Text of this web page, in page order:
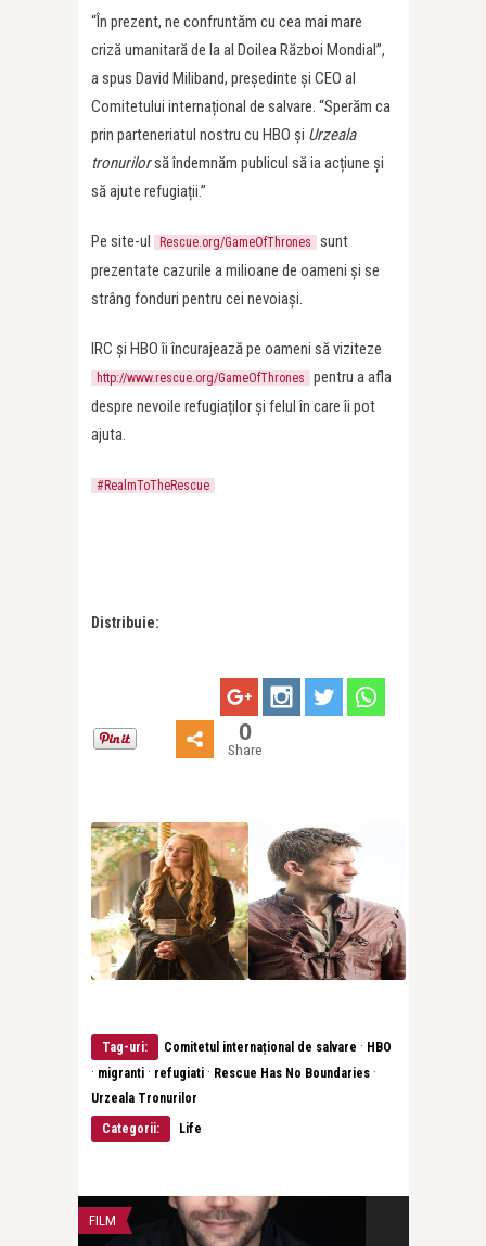
“În prezent, ne confruntăm cu cea mai mare
criză umanitară de la al Doilea Război Mondial”,
a spus David Miliband, președinte și CEO al
Comitetului internațional de salvare. “Sperăm ca
prin parteneriatul nostru cu HBO și Urzeala
tronurilorsă îndemnăm publicul să ia acțiune și
să ajute refugiații.”
Pe site-ul Rescue.org/GameOfThrones
sunt
prezentate cazurile a milioane de oameni și se
strâng fonduri pentru cei nevoiași.
IRC și HBO îi încurajează pe oameni să viziteze
http://www.rescue.org/GameOfThrones
pentru a afla
despre nevoile refugiaților și felul în care îi pot
ajuta.
#RealmToTheRescue
Distribuie:
0
Share
Tag-uri: Comitetul internațional de salvare · HBO
· migranti · refugiati · Rescue Has No Boundaries ·
Urzeala Tronurilor
Categorii:
Life
FILM